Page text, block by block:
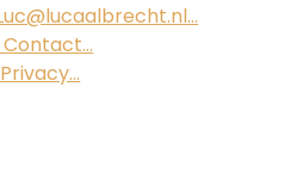
Contact…
Privacy…